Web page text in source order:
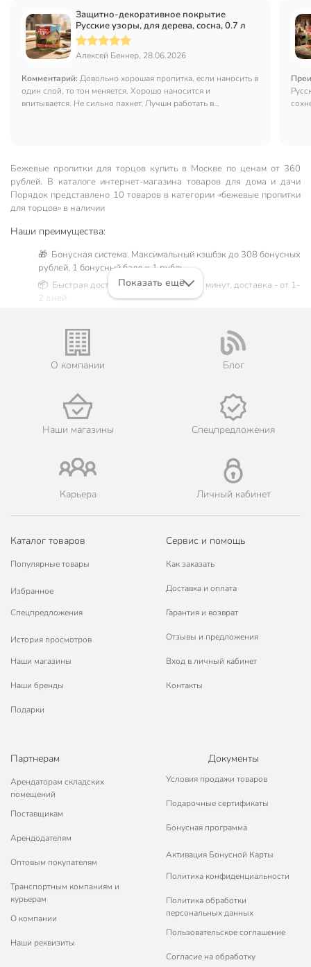
Защитно-декоративное покрытие
Русские узоры, для дерева, сосна, 0.7 л
Алексей Беннер, 28.06.2026
Комментарий: Довольно хорошая пропитка, если наносить в
один слой, то тон меняется. Хорошо наносится и
впитывается. Не сильно пахнет. Лучшн работать в
Бежевые пропитки для торцов купить в Москве по ценам от 360
рублей. В каталоге интернет-магазина товаров для дома и дачи
Порядок представлено 10 товаров в категории «бежевые пропитки
для торцов» в наличии
Наши преимущества:
🎁 Бонусная система. Максимальный кэшбэк до 308 бонусных
рублей, 1 бонусный балл = 1 рубль.
📦 Быстрая доставка. Самовывоз от 60 минут, доставка - от 1-
2 дней.
Жители Московской области могут сделать заказ и оплатить
его онлайн на официальном сайте сети магазинов Порядок.
💳 Оплата: онлайн на сайте интернет-гипермаркета или
🛍 Скидки, акции, распродажи каждый день!
📜 Только оригинальная продукция. Интернет-гипермаркет
Порядок - официальный представитель ведущих мировых
марок.
Показать ещё
О компании Блог
Наши магазины Спецпредложения
Карьера Личный кабинет
Каталог товаров
Популярные товары
Избранное
Спецпредложения
История просмотров
Наши магазины
Наши бренды
Подарки
Сервис и помощь
Как заказать
Доставка и оплата
Гарантия и возврат
Отзывы и предложения
Вход в личный кабинет
Контакты
Партнерам
Арендаторам складских
помещений
Поставщикам
Арендодателям
Оптовым покупателям
Транспортным компаниям и
курьерам
О компании
Наши реквизиты
Документы
Условия продажи товаров
Подарочные сертификаты
Бонусная программа
Активация Бонусной Карты
Политика конфиденциальности
Политика обработки
персональных данных
Пользовательское соглашение
Согласие на обработку